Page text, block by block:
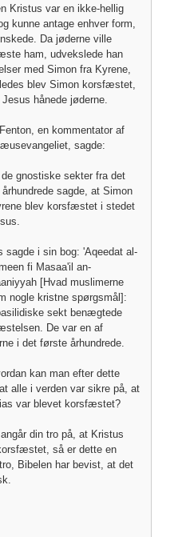
Kristus var en ikke-hellig
kunne antage enhver form,
Da jøderne ville
ham, udvekslede han
med Simon fra Kyrene,
blev Simon korsfæstet,
hånede jøderne.
en kommentator af
sagde:
de gnostiske sekter fra det
århundrede sagde, at Simon
blev korsfæstet i stedet
sagde i sin bog: 'Aqeedat al-
fi Masaa'il an-
[Hvad muslimerne
nogle kristne spørgsmål]:
sekt benægtede
De var en af
i det første århundrede.
kan man efter dette
alle i verden var sikre på, at
var blevet korsfæstet?
din tro på, at Kristus
så er dette en
Bibelen har bevist, at det